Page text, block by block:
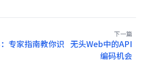
专家指南教你识
下一篇
无头Web中的API
编码机会